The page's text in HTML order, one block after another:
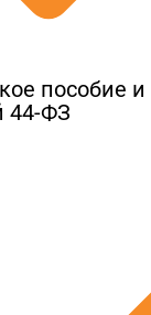
пособие
44-ФЗ